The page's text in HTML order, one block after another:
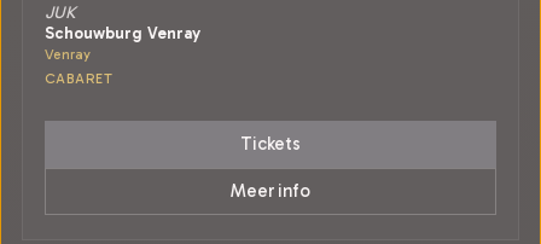
JUK
Schouwburg Venray
Venray
CABARET
Tickets
Meer info